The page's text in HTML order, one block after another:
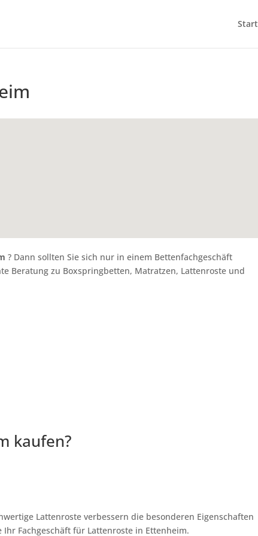
Start
? Dann sollten Sie sich nur in einem Bettenfachgeschäft
Beratung zu Boxspringbetten, Matratzen, Lattenroste und
kaufen?
Lattenroste verbessern die besonderen Eigenschaften
Fachgeschäft für Lattenroste in Ettenheim.